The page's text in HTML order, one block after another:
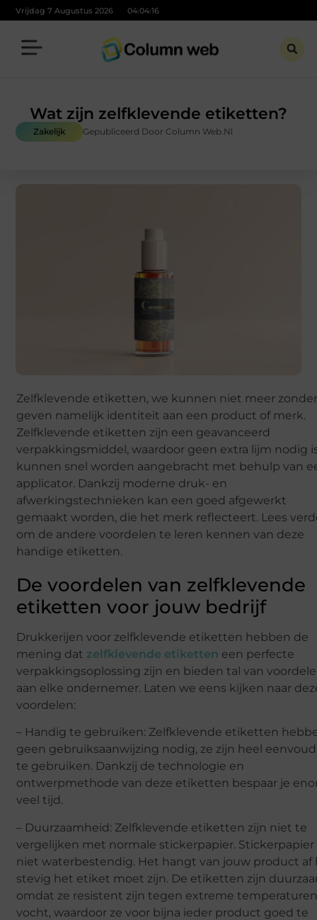
Vrijdag 7 Augustus 2026 04:04:17
Wat zijn zelfklevende etiketten?
Zakelijk Gepubliceerd Door Column Web.nl
Zelfklevende etiketten, we kunnen niet meer
geven namelijk identiteit aan een product of merk.
Zelfklevende etiketten zijn een geavanceerd
verpakkingsmiddel, waardoor geen extra lijm nodig
kunnen snel worden aangebracht met behulp van
applicator. Dankzij moderne druk- en
afwerkingstechnieken kan een goed afgewerkt
gemaakt worden, die het merk reflecteert. Lees
om de andere voordelen te leren kennen van deze
handige etiketten.
De voordelen van zelfklevende
etiketten voor jouw bedrijf
Drukkerijen voor zelfklevende etiketten hebben de
mening dat zelfklevende etiketten een perfecte
verpakkingsoplossing zijn en bieden tal van
aan elke ondernemer. Laten we eens kijken naar
voordelen:
– Handig te gebruiken: Zelfklevende etiketten
geen gebruiksaanwijzing nodig, ze zijn heel
te gebruiken. Dankzij de technologie en
ontwerpmethode van deze etiketten bespaar je
veel tijd.
– Duurzaamheid: Zelfklevende etiketten zijn niet te
vergelijken met normale stickerpapier. Stickerpapier
niet waterbestendig. Het hangt van jouw product af
stevig het etiket moet zijn. De etiketten zijn
omdat ze resistent zijn tegen extreme
vocht, waardoor ze voor bijna ieder product goed te